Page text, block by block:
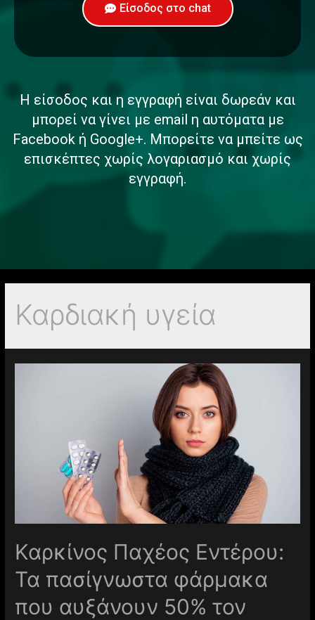
Είσοδος στο chat
Η είσοδος και η εγγραφή είναι δωρεάν και
μπορεί να γίνει με email η αυτόματα με
Facebook ή Google+. Μπορείτε να μπείτε ως
επισκέπτες χωρίς λογαριασμό και χωρίς
εγγραφή.
Καρδιακή υγεία
Καρκίνος Παχέος Εντέρου:
Τα πασίγνωστα φάρμακα
που αυξάνουν 50% τον